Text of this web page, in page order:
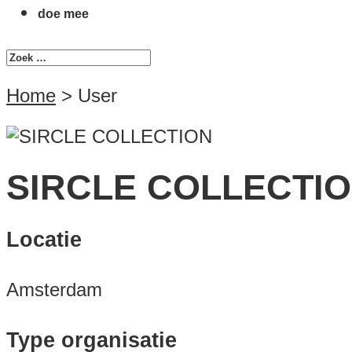
doe mee
Home > User
SIRCLE
Locatie
Amsterdam
Type organisatie